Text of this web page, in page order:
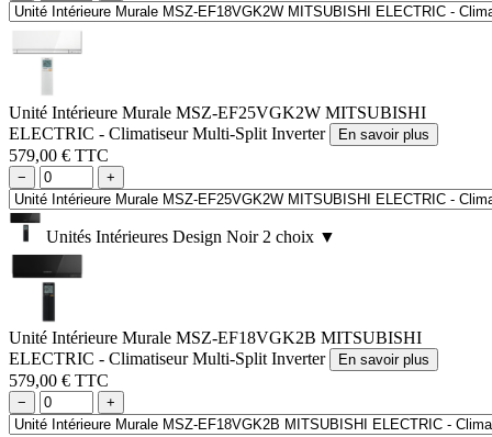
Unité Intérieure Murale MSZ-EF25VGK2W MITSUBISHI
ELECTRIC - Climatiseur Multi-Split Inverter
En savoir plus
579,00 € TTC
− +
Unités Intérieures Design Noir 2 choix ▼
Unité Intérieure Murale MSZ-EF18VGK2B MITSUBISHI
ELECTRIC - Climatiseur Multi-Split Inverter
En savoir plus
579,00 € TTC
− +